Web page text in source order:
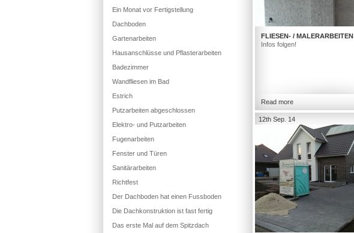
FLIESEN- / MALERARBEITEN
Infos folgen!
Read more
12th Sep. 14
Ein Monat vor Fertigstellung
Dachboden
Gartenarbeiten
Hausanschlüsse und Pflasterarbeiten
Badezimmer
Wandfliesen im Bad
Estrich
Putzarbeiten abgeschlossen
Elektro- und Putzarbeiten
Fugenarbeiten
Fenster und Türen
Sanitärarbeiten
Richtfest
Der Dachboden hat einen Fussboden
Die Dachkonstruktion ist fast fertig
Das erste Mal auf dem Spitzdach